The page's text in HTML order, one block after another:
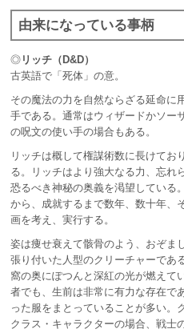
由来になっている事柄
◎ リッチ（D&D）
古英語で「死体」の意。
その魔法の力を自然ならざる延命に
手である。通常はウィザードかソー
の呪文の使い手の場合もある。
リッチは概して権謀術数に長けてお
る。リッチはより強大なる力、忘れ
恐るべき神秘の奥義を渇望している
から、成就するまで数年、数十年、
画を考え、実行する。
姿は痩せ衰えて骸骨のよう、おぞま
張り付いた人型のクリーチャーであ
窩の奥にぽつんと深紅の光が燃えて
者でも、生前は非常に有力な存在で
った服をまとっていることが多い。
クラス・キャラクターの場合、戦士